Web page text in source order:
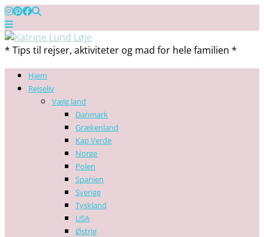
* Tips til rejser, aktiviteter og mad for hele familien *
Hjem
Rejseliv
Vælg land
Danmark
Grækenland
Kap Verde
Norge
Polen
Spanien
Sverige
Tyskland
USA
Østrig